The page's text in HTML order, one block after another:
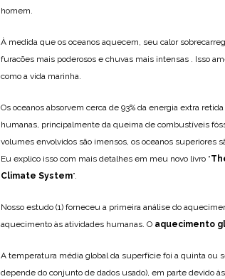
homem.
À medida que os oceanos aquecem, seu calor
furacões mais poderosos e chuvas mais intensas . Isso
como a vida marinha.
Os oceanos absorvem cerca de 93% da energia extra
humanas, principalmente da queima de combustíveis
volumes envolvidos são imensos, os oceanos superiores
Eu explico isso com mais detalhes em meu novo livro “
Climate System”.
Nosso estudo (1) forneceu a primeira análise do
aquecimento às atividades humanas. O aquecimento
A temperatura média global da superfície foi a quinta ou
depende do conjunto de dados usado), em parte devido